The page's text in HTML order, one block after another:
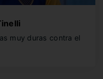
muy duras contra el